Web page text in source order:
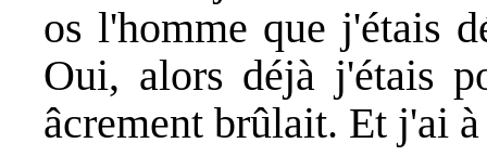
os l'homme que j'étais
Oui, alors déjà j'étais
âcrement brûlait. Et j'ai